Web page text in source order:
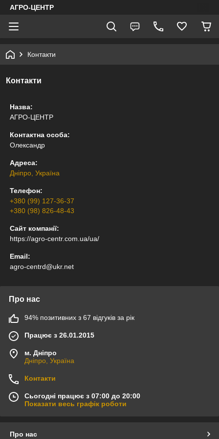
АГРО-ЦЕНТР
Контакти
Контакти
Назва:
АГРО-ЦЕНТР
Контактна особа:
Олександр
Адреса:
Дніпро, Україна
Телефон:
+380 (99) 127-36-37
+380 (98) 826-48-43
Сайт компанії:
https://agro-centr.com.ua/ua/
Email:
agro-centrd@ukr.net
Про нас
94% позитивних з 67 відгуків за рік
Працює з 26.01.2015
м. Дніпро
Дніпро, Україна
Контакти
Сьогодні працює з 07:00 до 20:00
Показати весь графік роботи
Про нас